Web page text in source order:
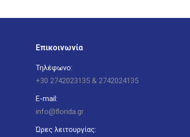
Επικοινωνία
Τηλέφωνο:
+30 2742023135 & 2742024135
E-mail:
info@florida.gr
Ώρες λειτουργίας: